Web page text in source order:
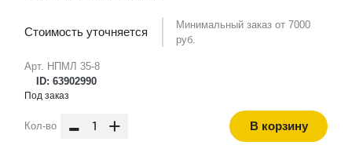
Арт. НПМЛ 35-8
ID: 63902990
Стоимость уточняется
Минимальный заказ от 7000
руб.
Под заказ
Кол-во - + В корзину